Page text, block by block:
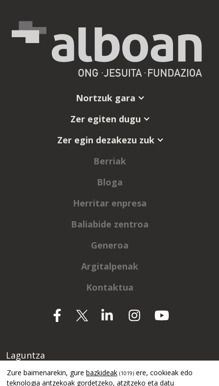
Nortzuk gara
Zer egiten dugu
Zer egin dezakezu zuk
Berriak
Bloga
Herritar enpresa
Baliabide zentroa
Generoa
Argitalpenak
Kontaktua
Laguntza
Zure baimenarekin, gure bazkideak (1019) ere, cookieak edo
teknologia antzekoak gordetzeko, atzitzeko eta datu